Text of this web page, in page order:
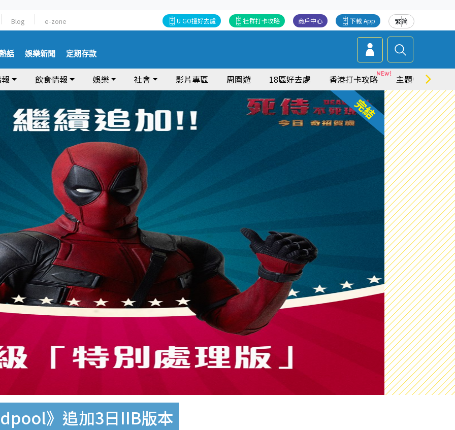
Blog e-zone 繁简
下載 App
商戶中心
社群打卡攻略
U GO搵好去處
話 娛樂新聞 定期存款
飲食情報 娛樂 社會 影片專區 周圍遊 18區好去處 香港打卡攻略 主題特集
》追加3日IIB版本